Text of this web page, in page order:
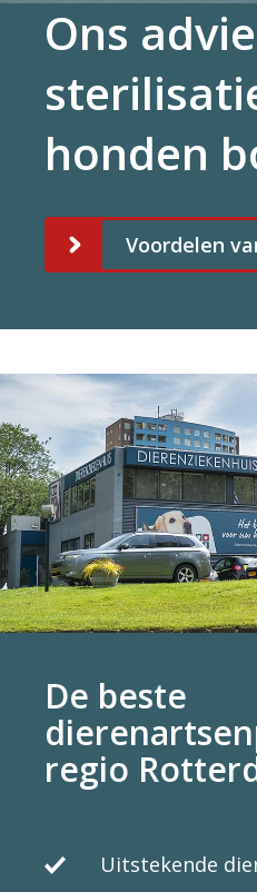
Ons
honden
Voordelen
De beste
regio
Uitstekende